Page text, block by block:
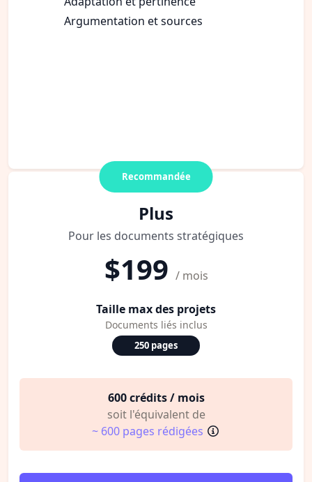
Argumentation et sources
Recommandée
Plus
Pour les documents stratégiques
$199 / mois
Taille max des projets
Documents liés inclus
250 pages
600 crédits / mois
soit l'équivalent de
~ 600 pages rédigées